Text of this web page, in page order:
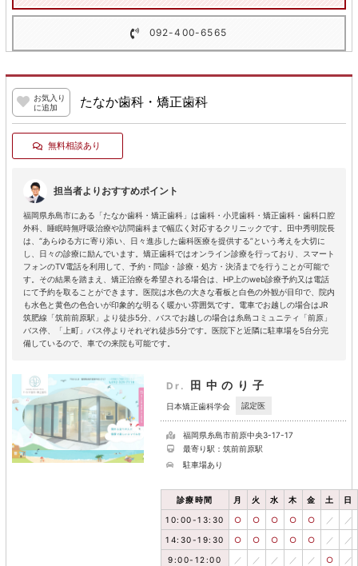
092-400-6565
お気入り
に追加
たなか歯科・矯正歯科
無料相談あり
担当者よりおすすめポイント
福岡県糸島市にある「たなか歯科・矯正歯科」は歯科・小児歯科・矯正歯科・歯科口腔
外科、睡眠時無呼吸治療や訪問歯科まで幅広く対応するクリニックです。田中秀明院長
は、“あらゆる方に寄り添い、日々進歩した歯科医療を提供する”という考えを大切に
し、日々の診療に励んでいます。矯正歯科ではオンライン診療を行っており、スマート
フォンのTV電話を利用して、予約・問診・診療・処方・決済までを行うことが可能で
す。その結果を踏まえ、矯正治療を希望される場合は、HP上のweb診療予約又は電話
にて予約を取ることができます。医院は水色の大きな看板と白色の外観が目印で、院内
も水色と黄色の色合いが印象的な明るく暖かい雰囲気です。電車でお越しの場合はJR
筑肥線「筑前前原駅」より徒歩5分、バスでお越しの場合は糸島コミュニティ「前原」
バス停、「上町」バス停よりそれぞれ徒歩5分です。医院下と近隣に駐車場を5台分完
備しているので、車での来院も可能です。
Dr. 田中のり子
日本矯正歯科学会 認定医
福岡県糸島市前原中央3-17-17
最寄り駅：筑前前原駅
駐車場あり
診療時間 月 火 水 木 金 土 日
10:00-13:30 ○ ○ ○ ○ ○ ／ ／
14:30-19:30 ○ ○ ○ ○ ○ ／ ／
9:00-12:00 ／ ／ ／ ／ ／ ○ ／